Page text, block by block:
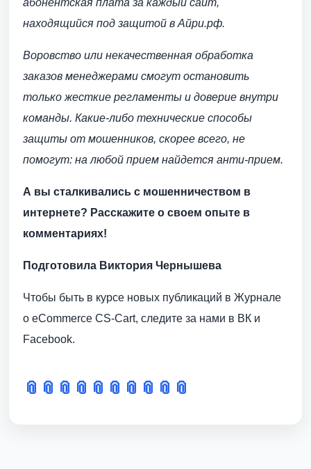
абонентская плата за каждый сайт,
находящийся под защитой в Айри.рф.
Воровство или некачественная обработка
заказов менеджерами смогут остановить
только жесткие регламенты и доверие внутри
команды. Какие-либо технические способы
защиты от мошенников, скорее всего, не
помогут: на любой прием найдется анти-прием.
А вы сталкивались с мошенничеством в
интернете? Расскажите о своем опыте в
комментариях!
Подготовила Виктория Чернышева
Чтобы быть в курсе новых публикаций в Журнале
о eCommerce CS-Cart, следите за нами в ВК и
Facebook.
📎 📎 📎 📎 📎 📎 📎 📎 📎 📎